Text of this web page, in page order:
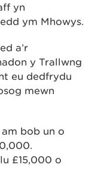
yn
ym Mhowys.
a’r
y Trallwng
eu dedfrydu
mewn
bob un o
£15,000 o